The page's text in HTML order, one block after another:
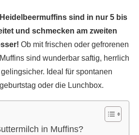
sind in nur 5 bis
und schmecken am zweiten
Ob mit frischen oder gefrorenen
sind wunderbar saftig, herrlich
Ideal für spontanen
oder die Lunchbox.
in Muffins?